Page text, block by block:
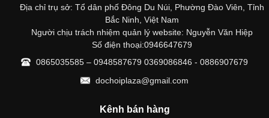
Địa chỉ trụ sở: Tổ dân phố Đông Du Núi, Phường Đào Viên, Tỉnh
Bắc Ninh, Việt Nam
Người chịu trách nhiệm quản lý website: Nguyễn Văn Hiệp
Số điện thoại:0946647679
0865035585 – 0948587679 0369086846 - 0886907679
dochoiplaza@gmail.com
Kênh bán hàng